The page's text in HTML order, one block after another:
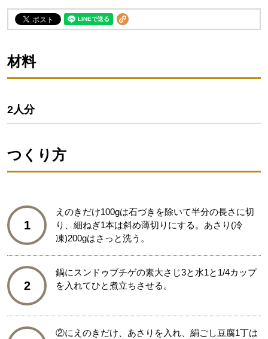
材料
2人分
つくり方
1
えのきだけ100gは石づきを除いて半分の長さに切
り、細ねぎ1本は斜め薄切りにする。あさり(冷
凍)200gはさっと洗う。
2
鍋にスンドゥブチゲの素大さじ3と水1と1/4カップ
を入れてひと煮立ちさせる。
②にえのきだけ、あさりを入れ、絹ごし豆腐1丁は